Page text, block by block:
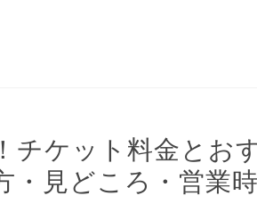
チケット料金とお
・見どころ・営業